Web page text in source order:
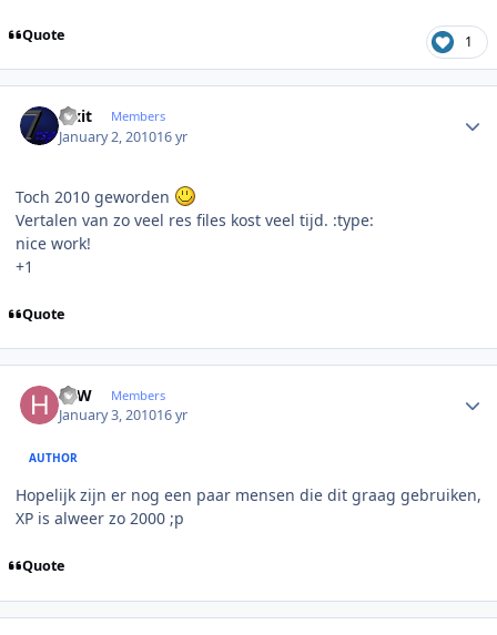
Quote 1
Fixit Members
January 2, 201016 yr
Toch 2010 geworden
Vertalen van zo veel res files kost veel tijd. :type:
nice work!
+1
Quote
HJW Members
January 3, 201016 yr
AUTHOR
Hopelijk zijn er nog een paar mensen die dit graag gebruiken,
XP is alweer zo 2000 ;p
Quote